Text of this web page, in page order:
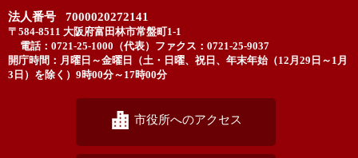
法人番号 7000020272141
〒584-8511 大阪府富田林市常盤町1-1
電話：0721-25-1000（代表） ファクス：0721-25-9037
開庁時間：月曜日～金曜日（土・日曜、祝日、年末年始（12月29日～1月
3日）を除く）9時00分～17時00分
市役所へのアクセス